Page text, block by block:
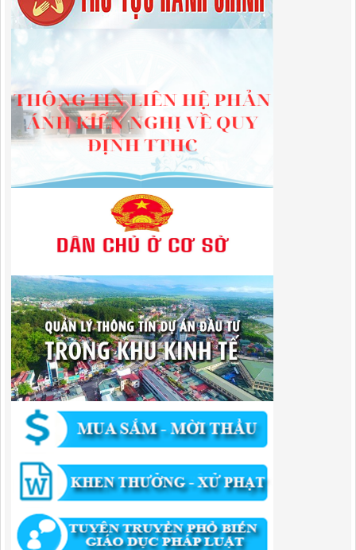
Lượt xem:489 | lượt tải:337
225/QĐ-BQLKKT
QUYẾT ĐỊNH Về việc công bố công khai giao dự toán chi ngân sách
năm 2024
Lượt xem:603 | lượt tải:650
01/2026/NQ-HĐND
Nghị Quyết Quy định mức thu, chế độ thu, nộp, quản lý và sử dụng
Phí sử dụng công trình kết cấu hạ tầng, công trình dịch vụ, tiện ích
công cộng trong khu vực cửa khẩu trên địa bàn tỉnh Cao Bằng
Lượt xem:318 | lượt tải:110
Quyết Định Công bố danh mục thủ tục hành chính sửa đổi, bổ sung,
bãi bỏ trong lĩnh vực đầu tư theo phương thức đối tác công tư; đấu
thầu lựa chọn nhà đầu tư thuộc thẩm quyền giải quyết của Sở Tài
Lượt xem:306 | lượt tải:303
182/QĐ-BQLKKT
Quyết Định Công khai điều chỉnh, bổ sung Kế hoạch vốn đầu tư
công năm 2025
Lượt xem:458 | lượt tải:351
1174/QĐ-UBND
QUYẾT ĐỊNH Về việc công bố danh mục thủ tục HC được sửa đổi,bổ
sung và phê duyệt quy trình nội bộ giải quyết TTHC trong lĩnh vực
hoạt động xây dựng theo quy định phân quyền,phân cấp,phân định
thẩm quyền thuộc phạm vi giải quyết của Ban QLKKT
Lượt xem:437 | lượt tải:525
346/QĐ-UBND
QUYẾT ĐỊNH Về việc phê duyệt quy trình nội bộ giải quyết thủ tục
hành chính trong lĩnh vực khu công nghiệp, khu kinh tế thuộc thẩm
quyền giải quyết của Ban Quản lý Khu kinh tế tỉnh Cao Bằng